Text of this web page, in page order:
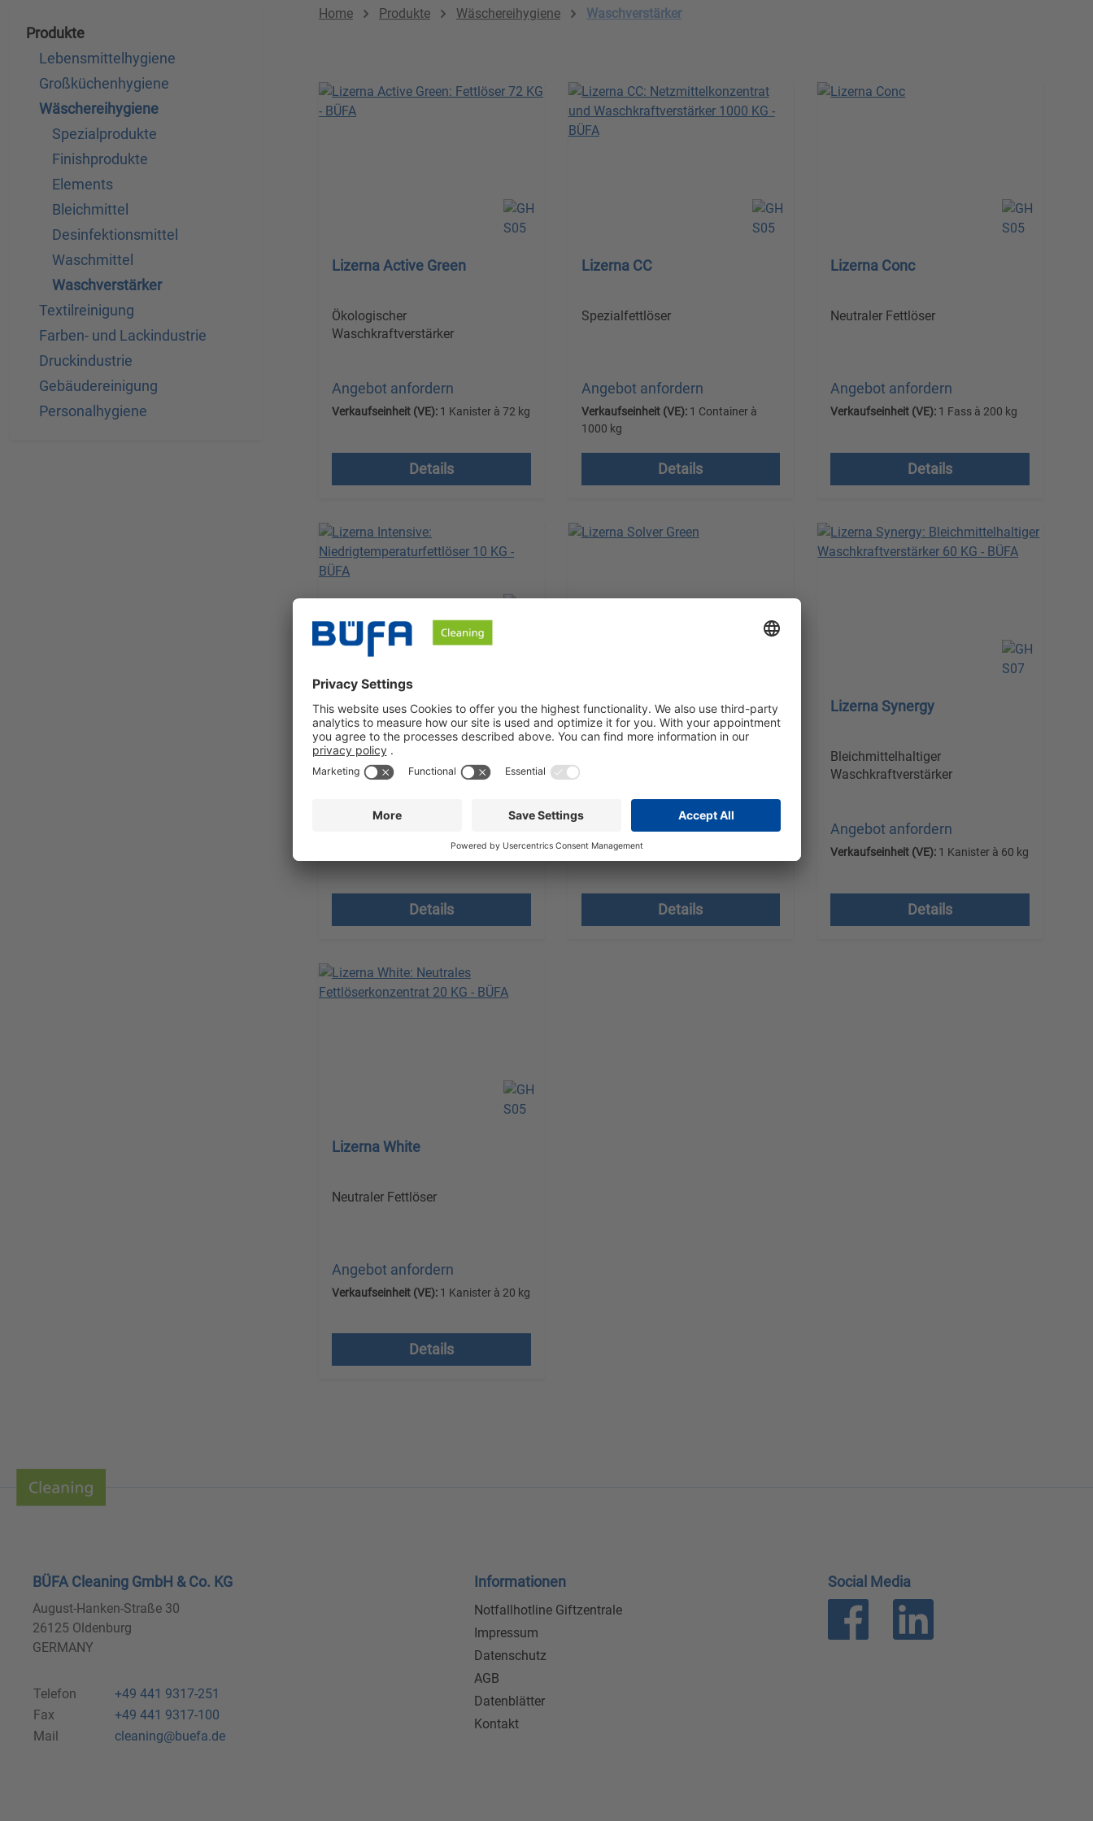
Produkte
Lebensmittelhygiene
Großküchenhygiene
Wäschereihygiene
Spezialprodukte
Finishprodukte
Elements
Bleichmittel
Desinfektionsmittel
Waschmittel
Waschverstärker
Textilreinigung
Farben- und Lackindustrie
Druckindustrie
Gebäudereinigung
Personalhygiene
Home Produkte Wäschereihygiene Waschverstärker
Lizerna Active Green
Ökologischer
Waschkraftverstärker
Angebot anfordern
Verkaufseinheit (VE): 1 Kanister à 72 kg
Details
Lizerna CC
Spezialfettlöser
Angebot anfordern
Verkaufseinheit (VE):1 Container à
1000 kg
Versandkostenfrei, zzgl.
Details
Lizerna Conc
Neutraler Fettlöser
Angebot anfordern
Verkaufseinheit (VE): 1 Fass à 200 kg
Details
Lizerna Intensive
Hochwertiger Fettlöser
1 Kanister à 10 kg
Details
Lizerna Solver Green
Angebot anfordern
Verkaufseinheit (VE):
Details
Lizerna Synergy
Bleichmittelhaltiger
Waschkraftverstärker
Angebot anfordern
Verkaufseinheit (VE): 1 Kanister à 60 kg
Details
Lizerna White
Neutraler Fettlöser
Angebot anfordern
Verkaufseinheit (VE): 1 Kanister à 20 kg
Details
BÜFA Cleaning GmbH & Co. KG
August-Hanken-Straße 30
26125 Oldenburg
GERMANY
Telefon
+49 441 9317-251
Fax
+49 441 9317-100
Mail
cleaning@buefa.de
Informationen
Notfallhotline Giftzentrale
Impressum
Datenschutz
AGB
Datenblätter
Kontakt
Social Media